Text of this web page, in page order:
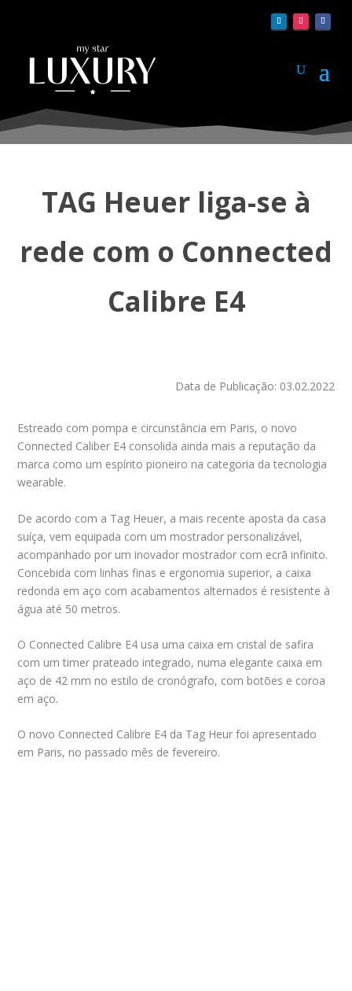
TAG Heuer liga-se à
rede com o Connected
Calibre E4
Data de Publicação: 03.02.2022
Estreado com pompa e circunstância em Paris, o novo
Connected Caliber E4 consolida ainda mais a reputação da
marca como um espírito pioneiro na categoria da tecnologia
wearable.
De acordo com a Tag Heuer, a mais recente aposta da casa
suíça, vem equipada com um mostrador personalizável,
acompanhado por um inovador mostrador com ecrã infinito.
Concebida com linhas finas e ergonomia superior, a caixa
redonda em aço com acabamentos alternados é resistente à
água até 50 metros.
O Connected Calibre E4 usa uma caixa em cristal de safira
com um timer prateado integrado, numa elegante caixa em
aço de 42 mm no estilo de cronógrafo, com botões e coroa
em aço.
O novo Connected Calibre E4 da Tag Heur foi apresentado
em Paris, no passado mês de fevereiro.